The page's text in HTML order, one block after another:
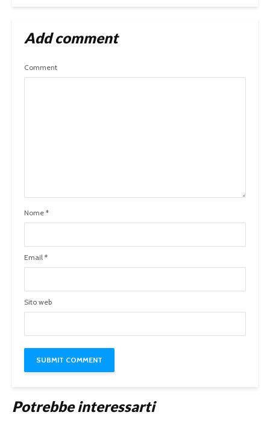
Add comment
Comment
Nome *
Email *
Sito web
Potrebbe interessarti